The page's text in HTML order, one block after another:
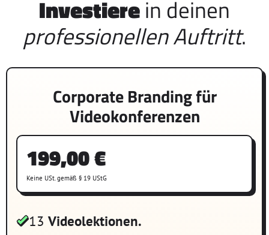
Investierein deinen
professionellen Auftritt.
Corporate Branding für
Videokonferenzen
199,00€
Keine USt. gemäß § 19 UStG
13 Videolektionen.